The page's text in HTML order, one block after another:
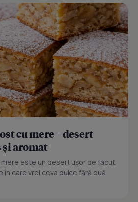
cu mere – desert
aromat
este un desert ușor de făcut,
care vrei ceva dulce fără ouă